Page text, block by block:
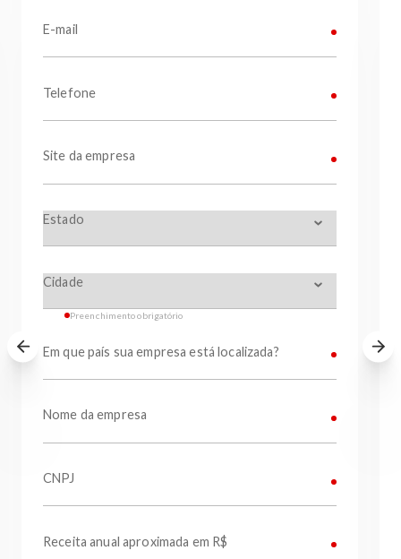
E-mail
Telefone
Site da empresa
Preenchimento obrigatório
Em que país sua empresa está localizada?
Nome da empresa
CNPJ
Receita anual aproximada em R$